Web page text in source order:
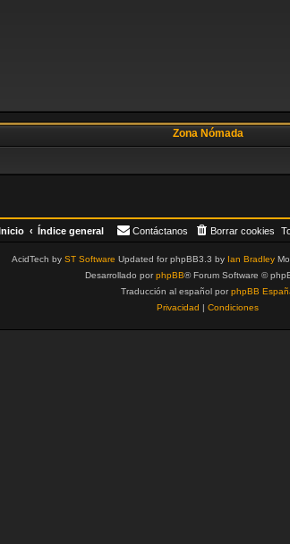
Zona Nómada
Inicio Índice general Borrar cookies
Contáctanos
AcidTech by ST Software Updated for phpBB3.3 by Ian Bradley
Desarrollado porphpBB® Forum Software ©
Traducción al español porphpBB
Privacidad | Condiciones